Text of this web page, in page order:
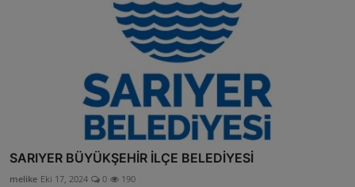
SARIYER BÜYÜKŞEHİR İLÇE BELEDİYESİ
melike Eki 17, 2024 0 190